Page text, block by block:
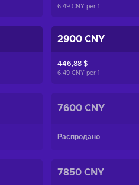
6.49 CNY per1
2900 CNY
446,88 $
6.49 CNY per1
7600 CNY
Распродано
7850 CNY